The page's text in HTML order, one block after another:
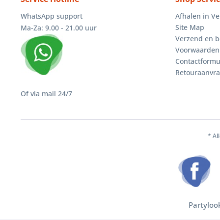
WhatsApp support
Ma-Za: 9.00 - 21.00 uur
Of via mail 24/7
Afhalen in
Site Map
Verzend en
Voorwaarden
*